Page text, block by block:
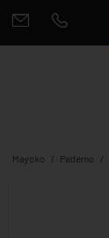
Mayoko Paderno